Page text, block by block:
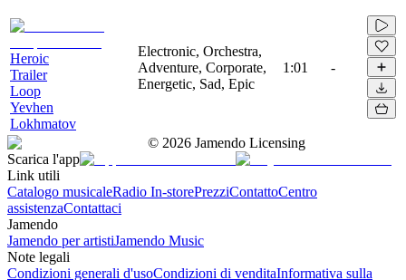
Heroic
Trailer
Loop
Yevhen
Lokhmatov
Electronic, Orchestra,
Adventure, Corporate,
Energetic, Sad, Epic
1:01 -
© 2026 Jamendo Licensing
Scarica l'app
Link utili
Catalogo musicaleRadio In-storePrezziContattoCentro
assistenzaContattaci
Jamendo
Jamendo per artistiJamendo Music
Note legali
Condizioni generali d'usoCondizioni di venditaInformativa sulla